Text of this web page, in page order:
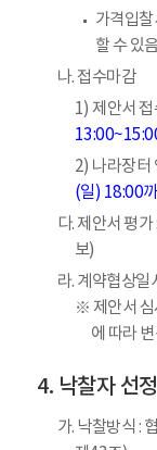
가격입
할 수 있
나. 접수마감
1) 제안서 접
2) 나라장터
(일) 18:00
다. 제안서 평
보)
라. 계약협상일
※ 제안서 심
에 따라
낙찰자 선
가. 낙찰방식 :